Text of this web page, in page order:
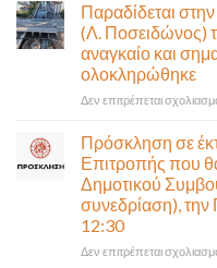
Παραδίδεται
(Λ. Ποσειδώνος)
αναγκαίο και
ολοκληρώθηκε
Δεν επιτρέπεται
Πρόσκληση σε
Επιτροπής που
Δημοτικού
συνεδρίαση),
12:30
Δεν επιτρέπεται